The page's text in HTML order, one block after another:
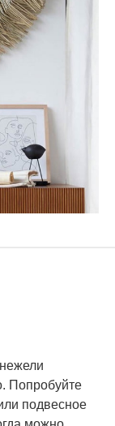
Попробуйте
подвесное